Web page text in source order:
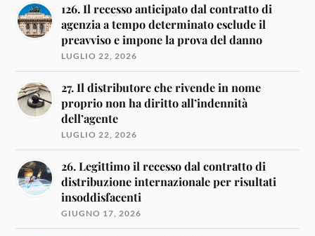
126. Il recesso anticipato dal contratto di
agenzia a tempo determinato esclude il
preavviso e impone la prova del danno
LUGLIO 22, 2026
27. Il distributore che rivende in nome
proprio non ha diritto all’indennità
dell’agente
LUGLIO 22, 2026
26. Legittimo il recesso dal contratto di
distribuzione internazionale per risultati
insoddisfacenti
GIUGNO 17, 2026